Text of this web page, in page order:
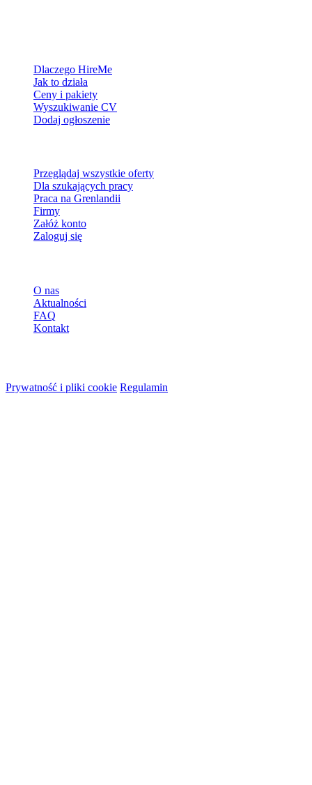
Dlaczego HireMe
Jak to działa
Ceny i pakiety
Wyszukiwanie CV
Dodaj ogłoszenie
Przeglądaj wszystkie oferty
Dla szukających pracy
Praca na Grenlandii
Firmy
Załóż konto
Zaloguj się
O nas
Aktualności
FAQ
Kontakt
Prywatność i pliki cookie Regulamin